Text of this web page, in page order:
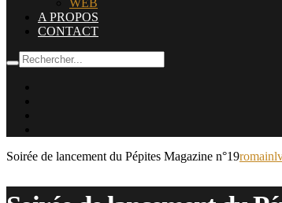
WEB
A PROPOS
CONTACT
Soirée de lancement du Pépites Magazine n°19